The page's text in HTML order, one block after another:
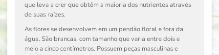
que leva a crer que obtêm a maioria dos nutrientes através
de suas raízes.
As flores se desenvolvem em um pendão floral e fora da
água. São brancas, com tamanho que varia entre dois e
meio a cinco centímetros. Possuem peças masculinas e